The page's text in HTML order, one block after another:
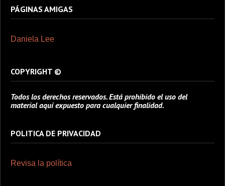
PÁGINAS AMIGAS
Daniela Lee
COPYRIGHT ©
Todos los derechos reservados. Está prohibido el uso del
material aquí expuesto para cualquier finalidad.
POLITICA DE PRIVACIDAD
Revisa la política